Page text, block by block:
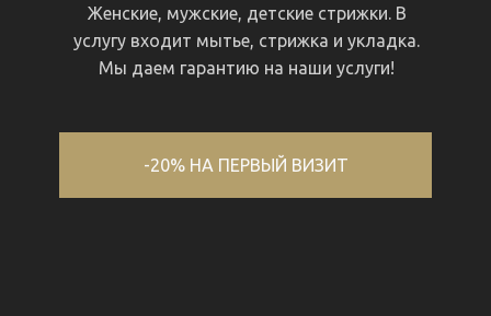
Женские, мужские, детские стрижки. В
услугу входит мытье, стрижка и укладка.
Мы даем гарантию на наши услуги!
-20% НА ПЕРВЫЙ ВИЗИТ